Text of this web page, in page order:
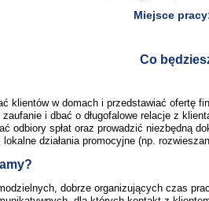
Miejsce
Co
klientów w domach i przedstawiać ofertę
zaufanie i dbać o długofalowe relacje z
odbiory spłat oraz prowadzić niezbędną
lokalne działania promocyjne (np.
dobrze organizujących czas